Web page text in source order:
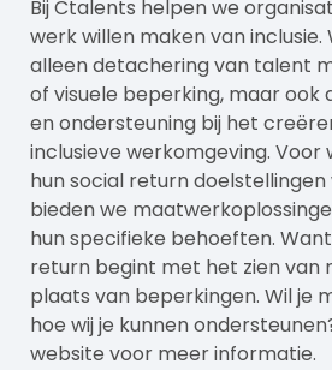
BijCtalents helpen we
werk willen maken van inclusie.
alleen detachering van talent
of visuele beperking, maar ook
en ondersteuning bij het
inclusieve werkomgeving. Voor
hun social return doelstellingen
bieden we
hun specifieke behoeften.
return begint met het zien van
plaats van beperkingen. Wil je
hoe wij je kunnen
website voor meer informatie.